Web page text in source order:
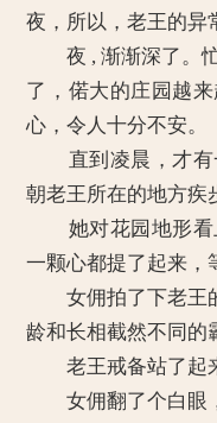
夜，所以，老王的异
夜 , 渐渐深了。忙
了，偌大的庄园越
心，令人十分不安。
直到凌晨，才有
朝老王所在的地方疾
她对花园地形看
一颗心都提了起来，
女佣拍了下老王的
龄和长相截然不同的
老王戒备站了起
女佣翻了个白眼，